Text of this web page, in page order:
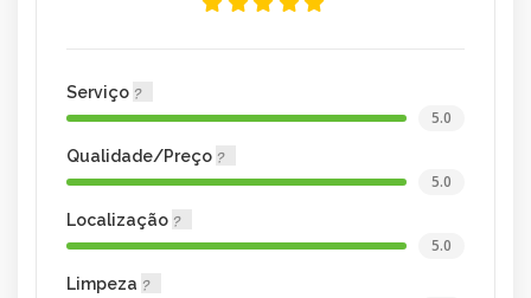
Serviço
5.0
Qualidade/Preço
5.0
Localização
5.0
Limpeza